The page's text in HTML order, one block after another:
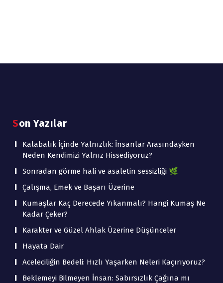
Son Yazılar
Kalabalık İçinde Yalnızlık: İnsanlar Arasındayken
Neden Kendimizi Yalnız Hissediyoruz?
Sonradan görme hali ve asaletin sessizliği 🌿
Çalışma, Emek ve Başarı Üzerine
Kumaşlar Kaç Derecede Yıkanmalı? Hangi Kumaş Ne
Kadar Çeker?
Karakter ve Güzel Ahlak Üzerine Düşünceler
Hayata Dair
Aceleciliğin Bedeli: Hızlı Yaşarken Neleri Kaçırıyoruz?
Beklemeyi Bilmeyen İnsan: Sabırsızlık Çağına mı